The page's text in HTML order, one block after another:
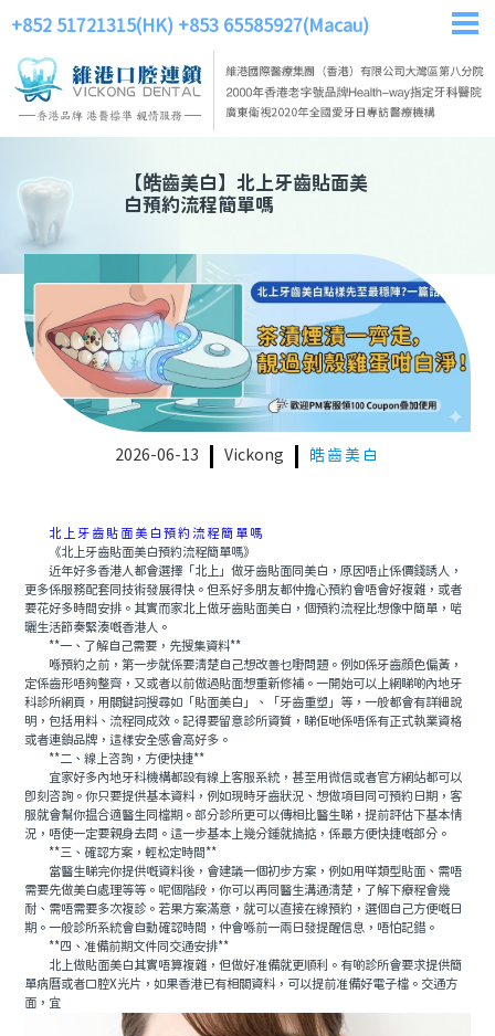
+852 51721315(HK) +853 65585927(Macau)
【皓齒美白】 北上牙齒貼面美
白預約流程簡單嗎
2026-06-13 Vickong 皓齒美白
北上牙齒貼面美白預約流程簡單嗎
《北上牙齒貼面美白預約流程簡單嗎》
近年好多香港人都會選擇「北上」做牙齒貼面同美白，原因唔止係價錢誘人，
更多係服務配套同技術發展得快。但系好多朋友都仲擔心預約會唔會好複雜，或者
要花好多時間安排。其實而家北上做牙齒貼面美白，個預約流程比想像中簡單，啱
曬生活節奏緊湊嘅香港人。
**一、了解自己需要，先搜集資料**
喺預約之前，第一步就係要清楚自己想改善乜嘢問題。例如係牙齒顔色偏黃，
定係齒形唔夠整齊，又或者以前做過貼面想重新修補。一開始可以上網睇啲內地牙
科診所網頁，用關鍵詞搜尋如「貼面美白」、「牙齒重塑」等，一般都會有詳細說
明，包括用料、流程同成效。記得要留意診所資質，睇佢哋係唔係有正式執業資格
或者連鎖品牌，這樣安全感會高好多。
**二、線上咨詢，方便快捷**
宜家好多內地牙科機構都設有線上客服系統，甚至用微信或者官方網站都可以
即刻咨詢。你只要提供基本資料，例如現時牙齒狀況、想做項目同可預約日期，客
服就會幫你揾合適醫生同檔期。部分診所更可以傳相比醫生睇，提前評估下基本情
況，唔使一定要親身去問。這一步基本上幾分鍾就搞掂，係最方便快捷嘅部分。
**三、確認方案，輕松定時間**
當醫生睇完你提供嘅資料後，會建議一個初步方案，例如用咩類型貼面、需唔
需要先做美白處理等等。呢個階段，你可以再同醫生溝通清楚，了解下療程會幾
耐、需唔需要多次複診。若果方案滿意，就可以直接在線預約，選個自己方便嘅日
期。一般診所系統會自動確認時間，仲會喺前一兩日發提醒信息，唔怕記錯。
**四、准備前期文件同交通安排**
北上做貼面美白其實唔算複雜，但做好准備就更順利。有啲診所會要求提供簡
單病曆或者口腔X光片，如果香港已有相關資料，可以提前准備好電子檔。交通方
面，宜